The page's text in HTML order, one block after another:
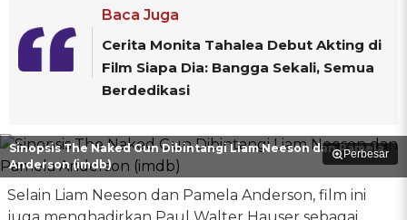
Baca Juga
Cerita Monita Tahalea Debut Akting di
Film Siapa Dia: Bangga Sekali, Semua
Berdedikasi
Perbesar
Sinopsis The Naked Gun Dibintangi Liam Neeson dan Pamela
Anderson (imdb)
Selain Liam Neeson dan Pamela Anderson, film ini